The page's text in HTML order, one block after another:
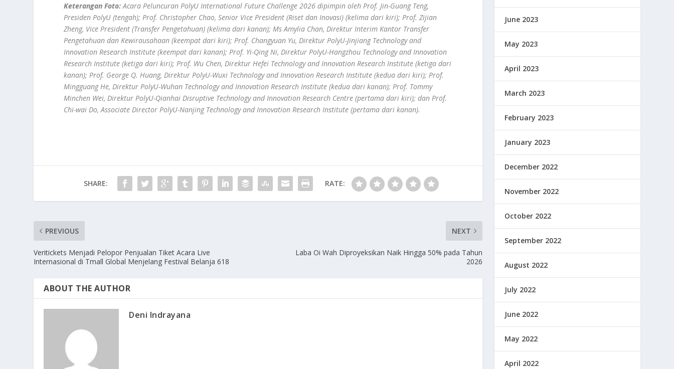
Keterangan Foto:Acara Peluncuran PolyU International Future Challenge 2026 dipimpin oleh Prof. Jin-Guang Teng,
Presiden PolyU (tengah); Prof. Christopher Chao, Senior Vice President (Riset dan Inovasi) (kelima dari kiri); Prof. Zijian
Zheng, Vice President (Transfer Pengetahuan) (kelima dari kanan); Ms Amylia Chan, Direktur Interim Kantor Transfer
Pengetahuan dan Kewirausahaan (keempat dari kiri); Prof. Changyuan Yu, Direktur PolyU-Jinjiang Technology and
Innovation Research Institute (keempat dari kanan); Prof. Yi-Qing Ni, Direktur PolyU-Hangzhou Technology and Innovation
Research Institute (ketiga dari kiri); Prof. Wu Chen, Direktur Hefei Technology and Innovation Research Institute (ketiga dari
kanan); Prof. George Q. Huang, Direktur PolyU-Wuxi Technology and Innovation Research Institute (kedua dari kiri); Prof.
Mingguang He, Direktur PolyU-Wuhan Technology and Innovation Research Institute (kedua dari kanan); Prof. Tommy
Minchen Wei, Direktur PolyU-Qianhai Disruptive Technology and Innovation Research Centre (pertama dari kiri); dan Prof.
Chi-wai Do, Associate Director PolyU-Nanjing Technology and Innovation Research Institute (pertama dari kanan).
SHARE: RATE:
PREVIOUS
Veritickets Menjadi Pelopor Penjualan Tiket Acara Live
Internasional di Tmall Global Menjelang Festival Belanja 618
NEXT
Laba Oi Wah Diproyeksikan Naik Hingga 50% pada Tahun
2026
ABOUT THE AUTHOR
Deni Indrayana
June 2023
May 2023
April 2023
March 2023
February 2023
January 2023
December 2022
November 2022
October 2022
September 2022
August 2022
July 2022
June 2022
May 2022
April 2022